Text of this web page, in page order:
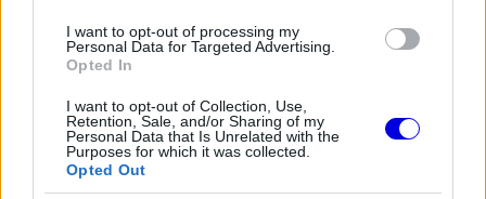
I want to opt-out of processing my
Personal Data for Targeted Advertising.
Opted In
I want to opt-out of Collection, Use,
Retention, Sale, and/or Sharing of my
Personal Data that Is Unrelated with the
Purposes for which it was collected.
Opted Out
teljesítményt a lágyakon, amit mindenképpen meg
időmérőn a lágyaké lesz a főszerep.”
EZEKET IS AJÁNLJUK